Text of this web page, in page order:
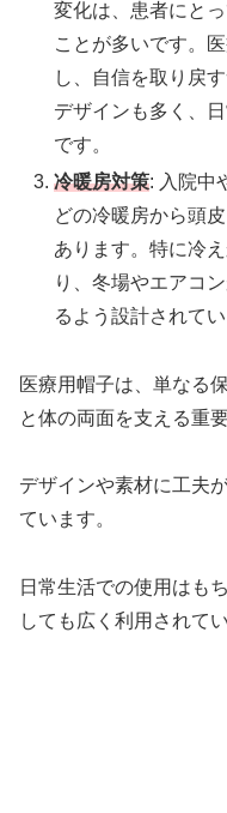
変化は、患者にと
ことが多いです。
し、自信を取り戻
デザインも多く、
です。
冷暖房対策: 入院中
どの冷暖房から頭
あります。特に冷
り、冬場やエアコ
るよう設計されてい
医療用帽子は、単なる
と体の両面を支える重
デザインや素材に工夫
ています。
日常生活での使用はも
しても広く利用されてい